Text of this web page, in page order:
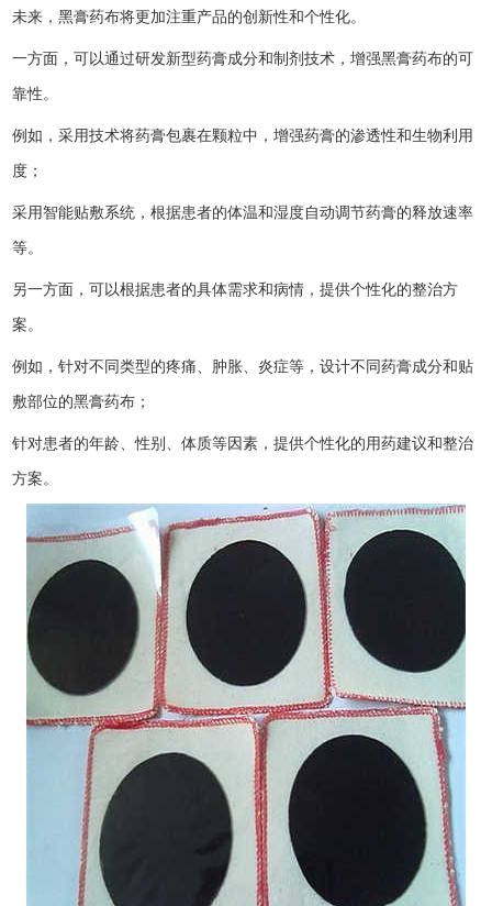
未来，黑膏药布将更加注重产品的创新性和个性化。
一方面，可以通过研发新型药膏成分和制剂技术，增强黑膏药布的可
靠性。
例如，采用技术将药膏包裹在颗粒中，增强药膏的渗透性和生物利用
度；
采用智能贴敷系统，根据患者的体温和湿度自动调节药膏的释放速率
等。
另一方面，可以根据患者的具体需求和病情，提供个性化的整治方
案。
例如，针对不同类型的疼痛、肿胀、炎症等，设计不同药膏成分和贴
敷部位的黑膏药布；
针对患者的年龄、性别、体质等因素，提供个性化的用药建议和整治
方案。